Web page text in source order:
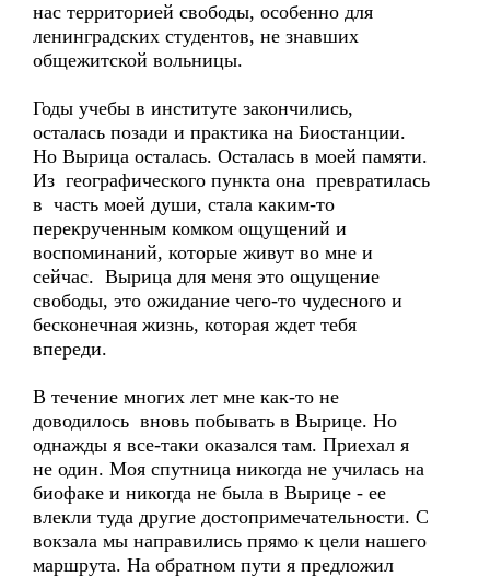
нас территорией свободы, особенно для
ленинградских студентов, не знавших
общежитской вольницы.
Годы учебы в институте закончились,
осталась позади и практика на Биостанции.
Но Вырица осталась. Осталась в моей памяти.
Из географического пункта она превратилась
в часть моей души, стала каким-то
перекрученным комком ощущений и
воспоминаний, которые живут во мне и
сейчас. Вырица для меня это ощущение
свободы, это ожидание чего-то чудесного и
бесконечная жизнь, которая ждет тебя
впереди.
В течение многих лет мне как-то не
доводилось вновь побывать в Вырице. Но
однажды я все-таки оказался там. Приехал я
не один. Моя спутница никогда не училась на
биофаке и никогда не была в Вырице - ее
влекли туда другие достопримечательности. С
вокзала мы направились прямо к цели нашего
маршрута. На обратном пути я предложил